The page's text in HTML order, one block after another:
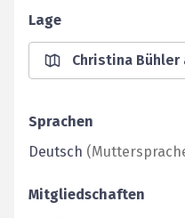
Lage
Christina Bühler
Sprachen
Deutsch (
Mitgliedschaften